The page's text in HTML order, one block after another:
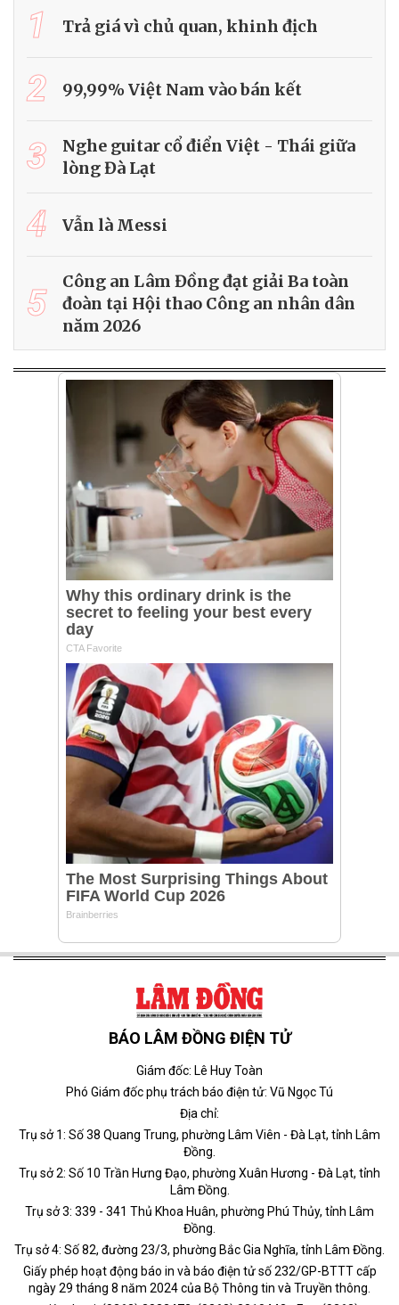
1 Trả giá vì chủ quan, khinh địch
2 99,99% Việt Nam vào bán kết
3
Nghe guitar cổ điển Việt - Thái giữa
lòng Đà Lạt
4 Vẫn là Messi
5
Công an Lâm Đồng đạt giải Ba toàn
đoàn tại Hội thao Công an nhân dân
năm 2026
BÁO LÂM ĐỒNG ĐIỆN TỬ
Giám đốc: Lê Huy Toàn
Phó Giám đốc phụ trách báo điện tử: Vũ Ngọc Tú
Địa chỉ:
Trụ sở 1: Số 38 Quang Trung, phường Lâm Viên - Đà Lạt, tỉnh Lâm
Đồng.
Trụ sở 2: Số 10 Trần Hưng Đạo, phường Xuân Hương - Đà Lạt, tỉnh
Lâm Đồng.
Trụ sở 3: 339 - 341 Thủ Khoa Huân, phường Phú Thủy, tỉnh Lâm
Đồng.
Trụ sở 4: Số 82, đường 23/3, phường Bắc Gia Nghĩa, tỉnh Lâm Đồng.
Giấy phép hoạt động báo in và báo điện tử số 232/GP-BTTT cấp
ngày 29 tháng 8 năm 2024 của Bộ Thông tin và Truyền thông.